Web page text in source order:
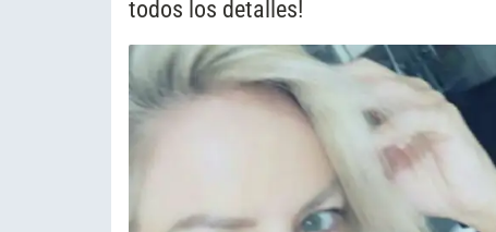
todos los detalles!